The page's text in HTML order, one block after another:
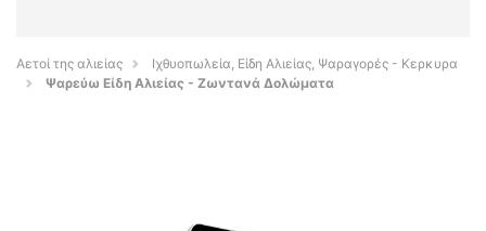
Αετοί της αλιείας
Ιχθυοπωλεία, Είδη Αλιείας, Ψαραγορές - Κερκυρα
Ψαρεύω Είδη Αλιείας - Ζωντανά Δολώματα